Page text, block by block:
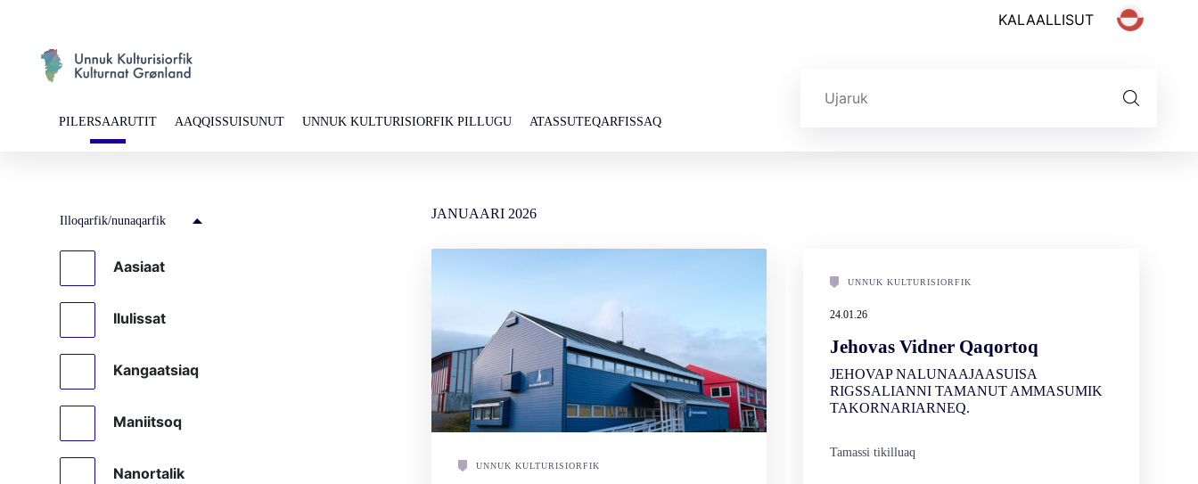
PILERSAARUTIT AAQQISSUISUNUT UNNUK KULTURISIORFIK PILLUGU ATASSUTEQARFISSAQ
Search form
Ujaasigit
Illoqarfik/nunaqarfik
Aasiaat
Ilulissat
Kangaatsiaq
Maniitsoq
Nanortalik
JANUAARI 2026
UNNUK KULTURISIORFIK
UNNUK KULTURISIORFIK
24.01.26
Jehovas Vidner Qaqortoq
JEHOVAP NALUNAAJAASUISA
RIGSSALIANNI TAMANUT AMMASUMIK
TAKORNARIARNEQ.
Tamassi tikilluaq